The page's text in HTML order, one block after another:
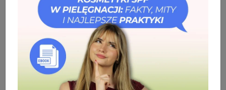
Zwrot butelek YOPE